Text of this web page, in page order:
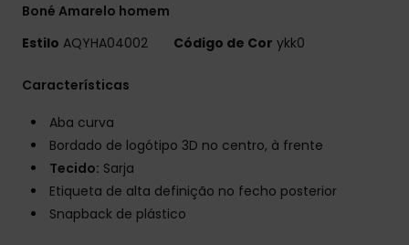
Boné Amarelo homem
Estilo AQYHA04002 Código de Cor ykk0
Características
Aba curva
Bordado de logótipo 3D no centro, à frente
Tecido: Sarja
Etiqueta de alta definição no fecho posterior
Snapback de plástico